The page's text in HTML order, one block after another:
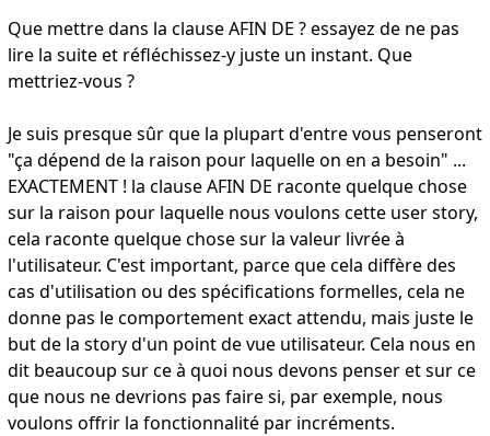
Que mettre dans la clause AFIN DE ? essayez de ne pas
lire la suite et réfléchissez-y juste un instant. Que
mettriez-vous ?
Je suis presque sûr que la plupart d'entre vous penseront
"ça dépend de la raison pour laquelle on en a besoin" ...
EXACTEMENT ! la clause AFIN DE raconte quelque chose
sur la raison pour laquelle nous voulons cette user story,
cela raconte quelque chose sur la valeur livrée à
l'utilisateur. C'est important, parce que cela diffèredes
cas d'utilisation ou des spécifications formelles, cela ne
donne pas le comportement exact attendu, mais juste le
but de la story d'un point de vue utilisateur. Cela nous en
dit beaucoup sur ce à quoi nous devons penser et sur ce
que nous ne devrions pas faire si, par exemple, nous
voulons offrir la fonctionnalité par incréments.